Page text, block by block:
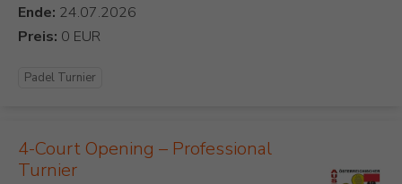
Ende:
Preis:
Padel Turnier
4-Court Opening – Professional
Turnier